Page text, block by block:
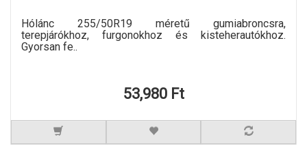
Hólánc 255/50R19 méretű gumiabroncsra,
terepjárókhoz, furgonokhoz és kisteherautókhoz.
Gyorsan fe..
53,980 Ft